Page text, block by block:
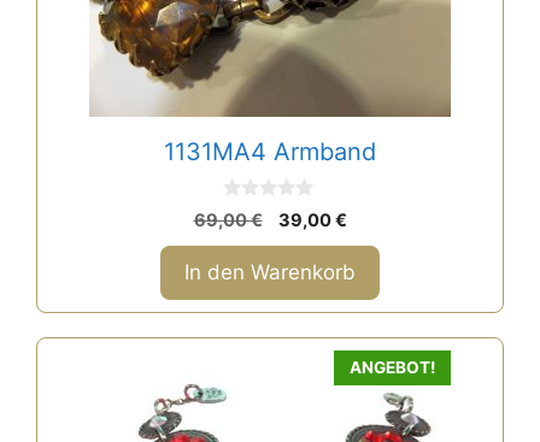
1131MA4 Armband
0
v
o
n
5
69,00€
Ursprünglicher
Preis
war:
69,00 €
39,00€Aktueller
Preis
ist:
39,00 €.
In den Warenkorb
ANGEBOT!